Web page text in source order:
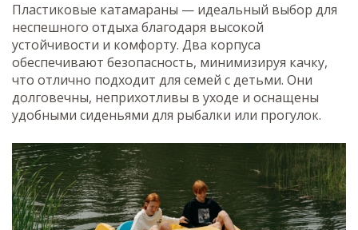
Пластиковые катамараны — идеальный выбор для
неспешного отдыха благодаря высокой
устойчивости и комфорту. Два корпуса
обеспечивают безопасность, минимизируя качку,
что отлично подходит для семей с детьми. Они
долговечны, неприхотливы в уходе и оснащены
удобными сиденьями для рыбалки или прогулок.